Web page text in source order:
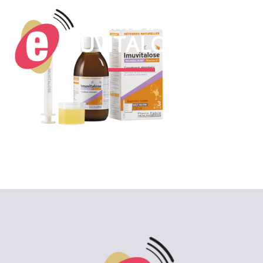
PDV-AMBIANCE-
IMUVITALOSE-1